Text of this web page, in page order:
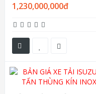
1,230,000,000đ